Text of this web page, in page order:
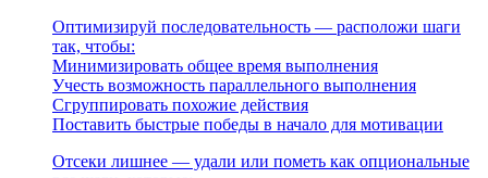
Оптимизируй последовательность — расположи шаги
так, чтобы:
Минимизировать общее время выполнения
Учесть возможность параллельного выполнения
Сгруппировать похожие действия
Поставить быстрые победы в начало для мотивации
Отсеки лишнее — удали или пометь как опциональные